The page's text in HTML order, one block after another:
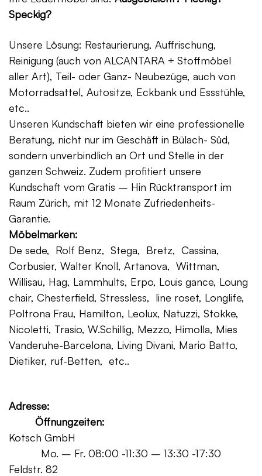
Speckig?
Unsere Lösung: Restaurierung, Auffrischung,
Reinigung (auch von ALCANTARA + Stoffmöbel
aller Art), Teil- oder Ganz- Neubezüge, auch von
Motorradsattel, Autositze, Eckbank und Essstühle,
etc..
Unseren Kundschaft bieten wir eine professionelle
Beratung, nicht nur im Geschäft in Bülach- Süd,
sondern unverbindlich an Ort und Stelle in der
ganzen Schweiz. Zudem profitiert unsere
Kundschaft vom Gratis – Hin Rücktransport im
Raum Zürich, mit 12 Monate Zufriedenheits-
Garantie.
Möbelmarken:
De sede, Rolf Benz, Stega, Bretz, Cassina,
Corbusier, Walter Knoll, Artanova, Wittman,
Willisau, Hag, Lammhults, Erpo, Louis gance, Loung
chair, Chesterfield, Stressless, line roset, Longlife,
Poltrona Frau, Hamilton, Leolux, Natuzzi, Stokke,
Nicoletti, Trasio, W.Schillig, Mezzo, Himolla, Mies
Vanderuhe-Barcelona, Living Divani, Mario Batto,
Dietiker, ruf-Betten, etc..
Adresse:
Öffnungzeiten:
Kotsch GmbH
Mo. – Fr. 08:00 -11:30 – 13:30 -17:30
Feldstr. 82